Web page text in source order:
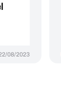
08/2023